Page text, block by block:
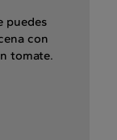
puedes
con
tomate.